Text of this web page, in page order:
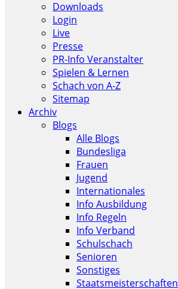
Downloads
Login
Live
Presse
PR-Info Veranstalter
Spielen & Lernen
Schach von A-Z
Sitemap
Archiv
Blogs
Alle Blogs
Bundesliga
Frauen
Jugend
Internationales
Info Ausbildung
Info Regeln
Info Verband
Schulschach
Senioren
Sonstiges
Staatsmeisterschaften